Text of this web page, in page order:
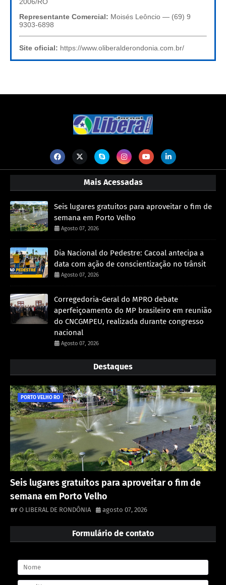
Representante Comercial: Moisés Leôncio — (69) 9
9303-6898
Site oficial: https://www.oliberalderondonia.com.br/
Mais Acessadas
Seis lugares gratuitos para aproveitar o fim de
semana em Porto Velho
Agosto 07, 2026
Dia Nacional do Pedestre: Cacoal antecipa a
data com ação de conscientização no trânsit
Agosto 07, 2026
Corregedoria-Geral do MPRO debate
aperfeiçoamento do MP brasileiro em reunião
do CNCGMPEU, realizada durante congresso
nacional
Agosto 07, 2026
Destaques
PORTO VELHO RO
Seis lugares gratuitos para aproveitar o fim de
semana em Porto Velho
O LIBERAL DE RONDÔNIA agosto 07, 2026
Formulário de contato